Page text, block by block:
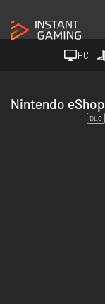
PC
Nintendo eShop
DLC